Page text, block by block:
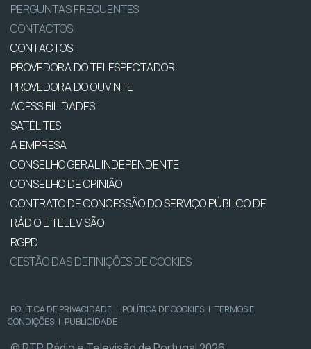
PERGUNTAS FREQUENTES
CONTACTOS
CONTACTOS
PROVEDORA DO TELESPECTADOR
PROVEDORA DO OUVINTE
ACESSIBILIDADES
SATÉLITES
A EMPRESA
CONSELHO GERAL INDEPENDENTE
CONSELHO DE OPINIÃO
CONTRATO DE CONCESSÃO DO SERVIÇO PÚBLICO DE
RÁDIO E TELEVISÃO
RGPD
GESTÃO DAS DEFINIÇÕES DE COOKIES
POLÍTICA DE PRIVACIDADE | POLÍTICA DE COOKIES | TERMOS E
CONDIÇÕES | PUBLICIDADE